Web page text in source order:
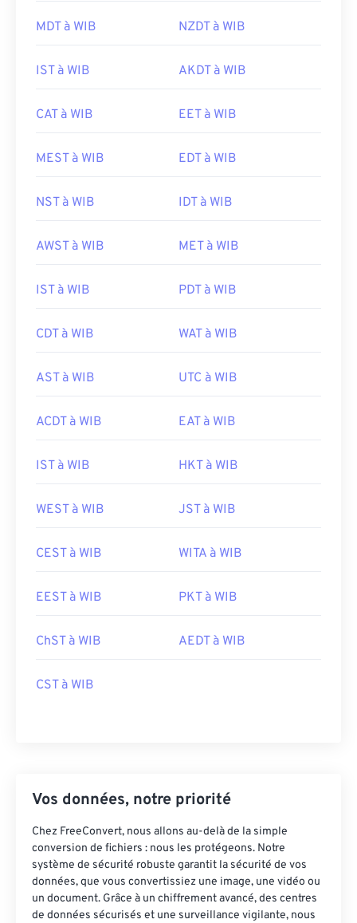
MDT à WIB NZDT à WIB
IST à WIB AKDT à WIB
CAT à WIB EET à WIB
MEST à WIB EDT à WIB
NST à WIB IDT à WIB
AWST à WIB MET à WIB
IST à WIB PDT à WIB
CDT à WIB WAT à WIB
AST à WIB UTC à WIB
ACDT à WIB EAT à WIB
IST à WIB HKT à WIB
WEST à WIB JST à WIB
CEST à WIB WITA à WIB
EEST à WIB PKT à WIB
ChST à WIB AEDT à WIB
CST à WIB
Vos données, notre priorité
Chez FreeConvert, nous allons au-delà de la simple
conversion de fichiers : nous les protégeons. Notre
système de sécurité robuste garantit la sécurité de vos
données, que vous convertissiez une image, une vidéo ou
un document. Grâce à un chiffrement avancé, des centres
de données sécurisés et une surveillance vigilante, nous